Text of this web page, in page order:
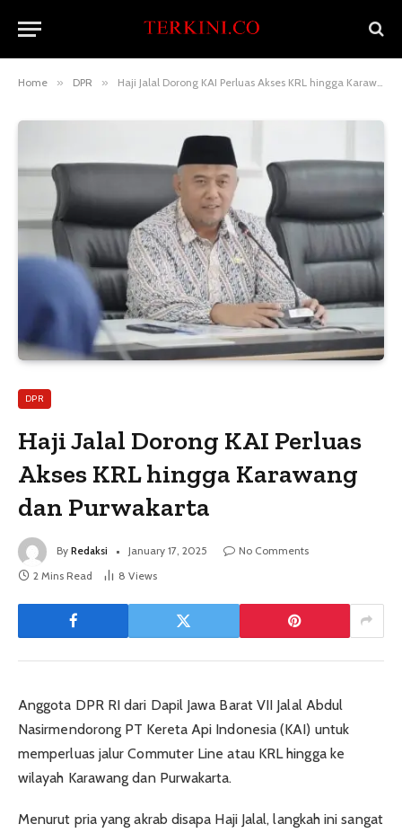
Home » DPR » Haji Jalal Dorong KAI Perluas Akses KRL hingga Karawang dan Purwakarta
DPR
Haji Jalal Dorong KAI Perluas
Akses KRL hingga Karawang
dan Purwakarta
By Redaksi January 17, 2025
No Comments
2 Mins Read
8 Views
Anggota DPR RI dari Dapil Jawa Barat VII Jalal Abdul
Nasirmendorong PT Kereta Api Indonesia (KAI) untuk
memperluas jalur Commuter Line atau KRL hingga ke
wilayah Karawang dan Purwakarta.
Menurut pria yang akrab disapa Haji Jalal, langkah ini sangat